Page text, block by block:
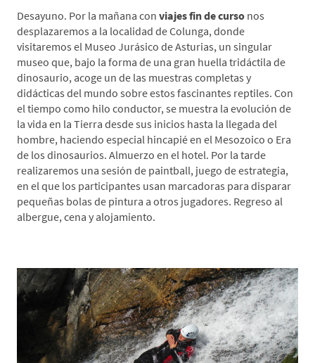
Desayuno. Por la mañana con viajes fin de curso nos
desplazaremos a la localidad de Colunga, donde
visitaremos el Museo Jurásico de Asturias, un singular
museo que, bajo la forma de una gran huella tridáctila de
dinosaurio, acoge un de las muestras completas y
didácticas del mundo sobre estos fascinantes reptiles. Con
el tiempo como hilo conductor, se muestra la evolución de
la vida en la Tierra desde sus inicios hasta la llegada del
hombre, haciendo especial hincapié en el Mesozoico o Era
de los dinosaurios. Almuerzo en el hotel. Por la tarde
realizaremos una sesión de paintball, juego de estrategia,
en el que los participantes usan marcadoras para disparar
pequeñas bolas de pintura a otros jugadores. Regreso al
albergue, cena y alojamiento.